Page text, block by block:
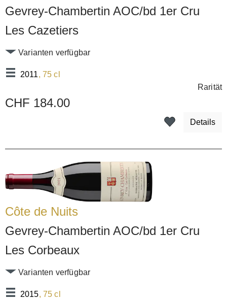
Gevrey-Chambertin AOC/bd 1er Cru
Les Cazetiers
2011, 75 cl
Varianten verfügbar
Rarität
CHF 184.00
Details
Côte de Nuits
Gevrey-Chambertin AOC/bd 1er Cru
Les Corbeaux
2015, 75 cl
Varianten verfügbar